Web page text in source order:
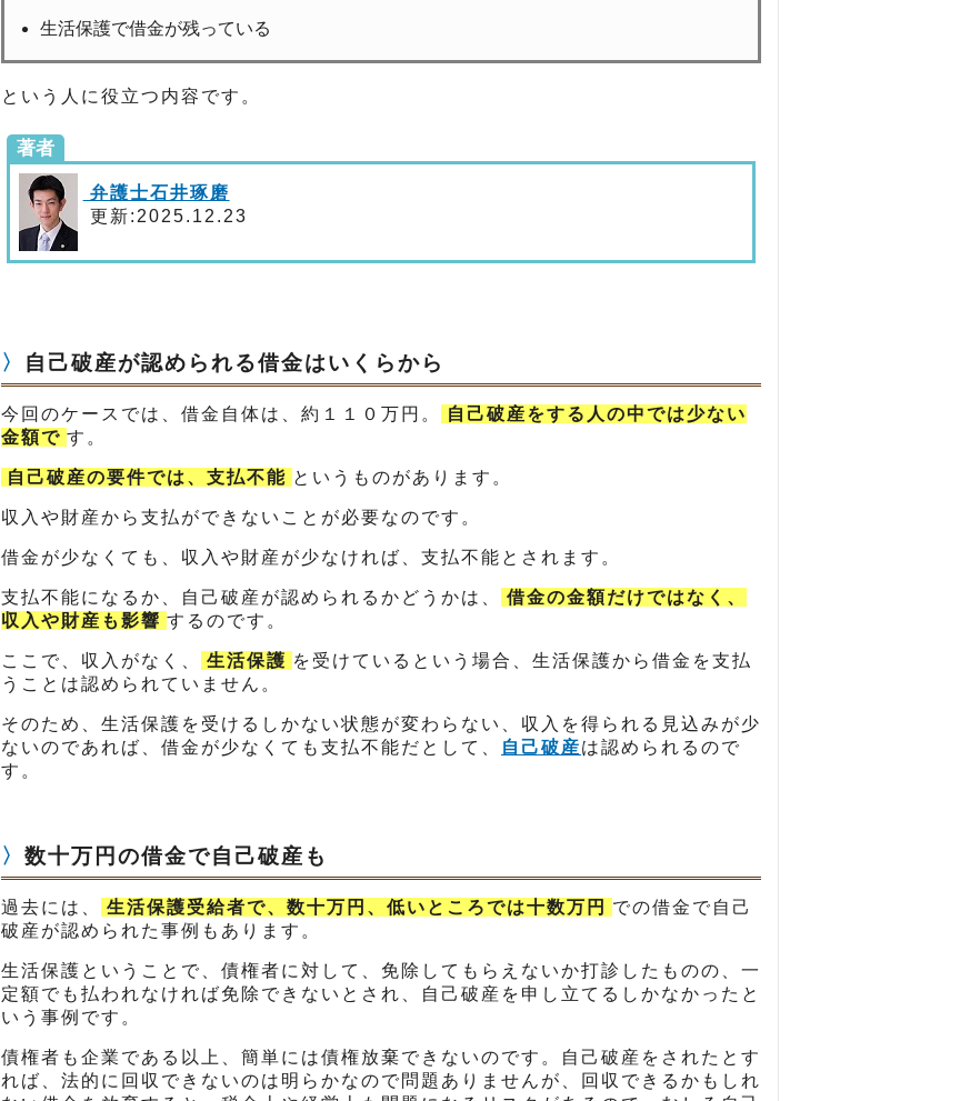
生活保護で借金が残っている
という人に役立つ内容です。
著者
弁護士石井琢磨
更新:2025.12.23
自己破産が認められる借金はいくらから
今回のケースでは、借金自体は、約１１０万円。
自己破産をする人の中では少ない
金額で す。
自己破産の要件では、支払不能 というものがあります。
収入や財産から支払ができないことが必要なのです。
借金が少なくても、収入や財産が少なければ、支払不能とされます。
支払不能になるか、自己破産が認められるかどうかは、
借金の金額だけではなく、
収入や財産も影響 するのです。
ここで、収入がなく、 生活保護 を受けているという場合、生活保護から借金を支払
うことは認められていません。
そのため、生活保護を受けるしかない状態が変わらない、収入を得られる見込みが少
ないのであれば、借金が少なくても支払不能だとして、
自己破産は認められるので
す。
数十万円の借金で自己破産も
過去には、 生活保護受給者で、数十万円、低いところでは十数万円
での借金で自己
破産が認められた事例もあります。
生活保護ということで、債権者に対して、免除してもらえないか打診したものの、一
定額でも払われなければ免除できないとされ、自己破産を申し立てるしかなかったと
いう事例です。
債権者も企業である以上、簡単には債権放棄できないのです。自己破産をされたとす
れば、法的に回収できないのは明らかなので問題ありませんが、回収できるかもしれ